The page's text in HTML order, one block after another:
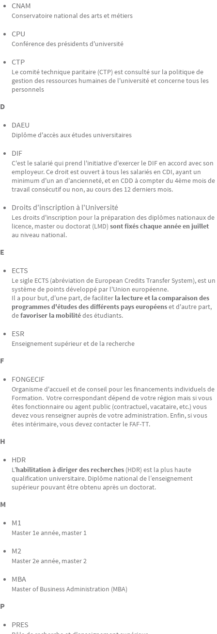
CNAM
Conservatoire national des arts et métiers
CPU
Conférence des présidents d'université
CTP
Le comité technique paritaire (CTP) est consulté sur la politique de
gestion des ressources humaines de l'université et concerne tous les
personnels
D
DAEU
Diplôme d'accès aux études universitaires
DIF
C'est le salarié qui prend l'initiative d'exercer le DIF en accord avec son
employeur. Ce droit est ouvert à tous les salariés en CDI, ayant un
minimum d'un an d'ancienneté, et en CDD à compter du 4ème mois de
travail consécutif ou non, au cours des 12 derniers mois.
Droits d'inscription à l'Université
Les droits d'inscription pour la préparation des diplômes nationaux de
licence, master ou doctorat (LMD) sont fixés chaque année en juillet
au niveau national.
E
ECTS
Le sigle ECTS (abréviation de European Credits Transfer System), est un
système de points développé par l'Union européenne.
Il a pour but, d'une part, de faciliter la lecture et la comparaison des
programmes d'études des différents pays européenset d'autre part,
defavoriser la mobilitédes étudiants.
ESR
Enseignement supérieur et de la recherche
F
FONGECIF
Organisme d'accueil et de conseil pour les financements individuels de
Formation. Votre correspondant dépend de votre région mais si vous
êtes fonctionnaire ou agent public (contractuel, vacataire, etc.) vous
devez vous renseigner auprès de votre administration. Enfin, si vous
êtes intérimaire, vous devez contacter le FAF-TT.
H
HDR
L'habilitation à diriger des recherches (HDR) est la plus haute
qualification universitaire. Diplôme national de l’enseignement
supérieur pouvant être obtenu après un doctorat.
M
M1
Master 1e année, master 1
M2
Master 2e année, master 2
MBA
Master of Business Administration (MBA)
P
PRES